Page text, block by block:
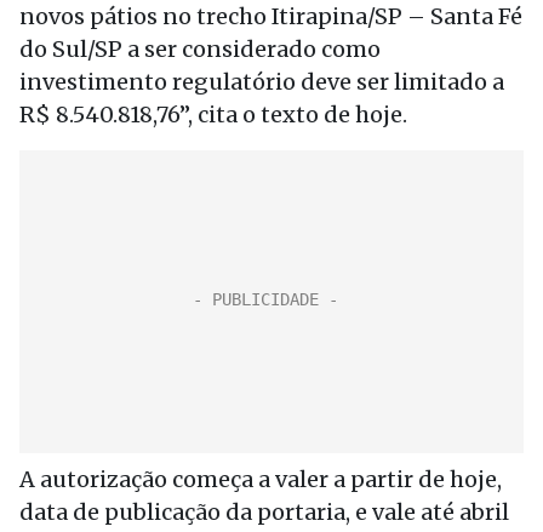
novos pátios no trecho Itirapina/SP – Santa Fé
do Sul/SP a ser considerado como
investimento regulatório deve ser limitado a
R$ 8.540.818,76”, cita o texto de hoje.
A autorização começa a valer a partir de hoje,
data de publicação da portaria, e vale até abril